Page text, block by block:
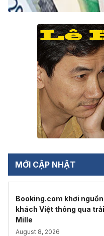
MỚI CẬP NHẬT
Booking.com khơi
khách Việt thông qua
Mille
August 8, 2026